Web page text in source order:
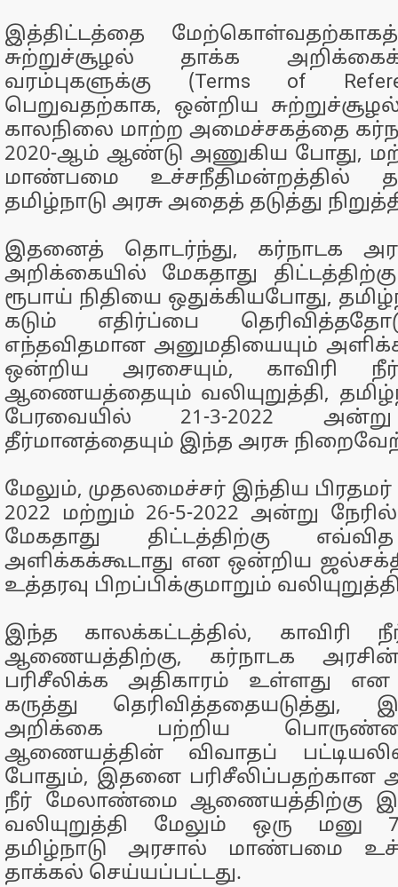
இத்திட்டத்தை
சுற்றுச்சூழல் தாக்க
வரம்புகளுக்கு (Terms of
பெறுவதற்காக, ஒன்றிய
காலநிலை மாற்ற அமைச்சகத்தை
2020-ஆம் ஆண்டு அணுகிய போது,
மாண்பமை உச்சநீதிமன்றத்தில்
தமிழ்நாடு அரசு அதைத் தடுத்து
இதனைத் தொடர்ந்து, கர்நாடக
அறிக்கையில் மேகதாது
ரூபாய் நிதியை ஒதுக்கியபோது,
கடும் எதிர்ப்பை
எந்தவிதமான அனுமதியையும்
ஒன்றிய அரசையும், காவிரி
ஆணையத்தையும் வலியுறுத்தி,
பேரவையில் 21-3-2022
தீர்மானத்தையும் இந்த அரசு
மேலும், முதலமைச்சர் இந்திய
2022 மற்றும் 26-5-2022 அன்று
மேகதாது திட்டத்திற்கு
அளிக்கக்கூடாது என ஒன்றிய
உத்தரவு பிறப்பிக்குமாறும்
இந்த காலக்கட்டத்தில், காவிரி
ஆணையத்திற்கு, கர்நாடக அரசின்
பரிசீலிக்க அதிகாரம் உள்ளது
கருத்து தெரிவித்ததையடுத்து,
அறிக்கை பற்றிய
ஆணையத்தின் விவாதப்
போதும், இதனை பரிசீலிப்பதற்கான
நீர் மேலாண்மை ஆணையத்திற்கு
வலியுறுத்தி மேலும் ஒரு மனு
தமிழ்நாடு அரசால் மாண்பமை
தாக்கல் செய்யப்பட்டது.